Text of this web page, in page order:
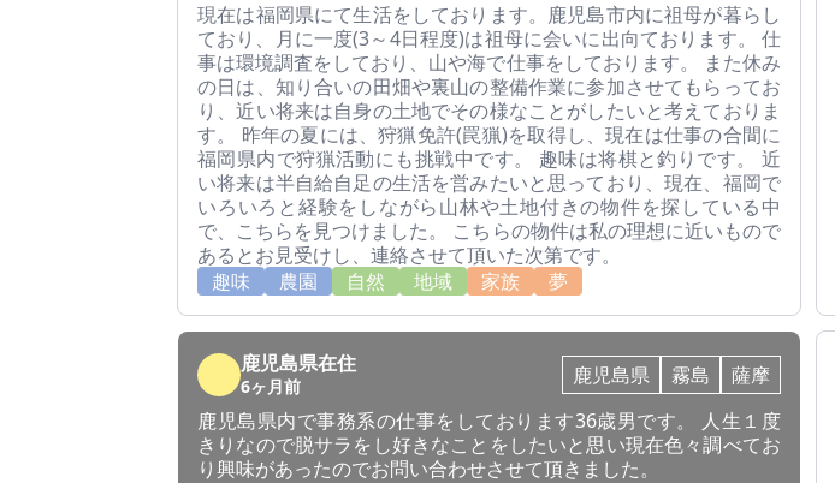
現在は福岡県にて生活をしております。鹿児島市内に祖母が暮らし
ており、月に一度(3～4日程度)は祖母に会いに出向ております。 仕
事は環境調査をしており、山や海で仕事をしております。 また休み
の日は、知り合いの田畑や裏山の整備作業に参加させてもらってお
り、近い将来は自身の土地でその様なことがしたいと考えておりま
す。 昨年の夏には、狩猟免許(罠猟)を取得し、現在は仕事の合間に
福岡県内で狩猟活動にも挑戦中です。 趣味は将棋と釣りです。 近
い将来は半自給自足の生活を営みたいと思っており、現在、福岡で
いろいろと経験をしながら山林や土地付きの物件を探している中
で、こちらを見つけました。 こちらの物件は私の理想に近いもので
あるとお見受けし、連絡させて頂いた次第です。
趣味
農園 自然 地域 家族 夢
鹿児島県在住
6ヶ月前 鹿児島県 霧島
薩摩
鹿児島県内で事務系の仕事をしております36歳男です。 人生１度
きりなので脱サラをし好きなことをしたいと思い現在色々調べてお
り興味があったのでお問い合わせさせて頂きました。